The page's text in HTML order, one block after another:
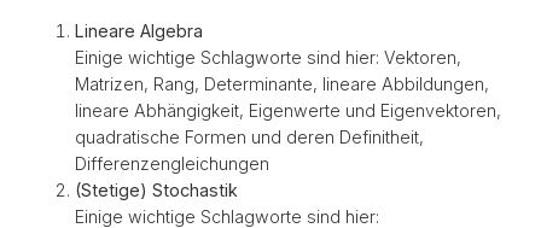
Lineare Algebra
Einige wichtige Schlagworte sind hier: Vektoren,
Matrizen, Rang, Determinante, lineare Abbildungen,
lineare Abhängigkeit, Eigenwerte und Eigenvektoren,
quadratische Formen und deren Definitheit,
Differenzengleichungen
(Stetige) Stochastik
Einige wichtige Schlagworte sind hier: